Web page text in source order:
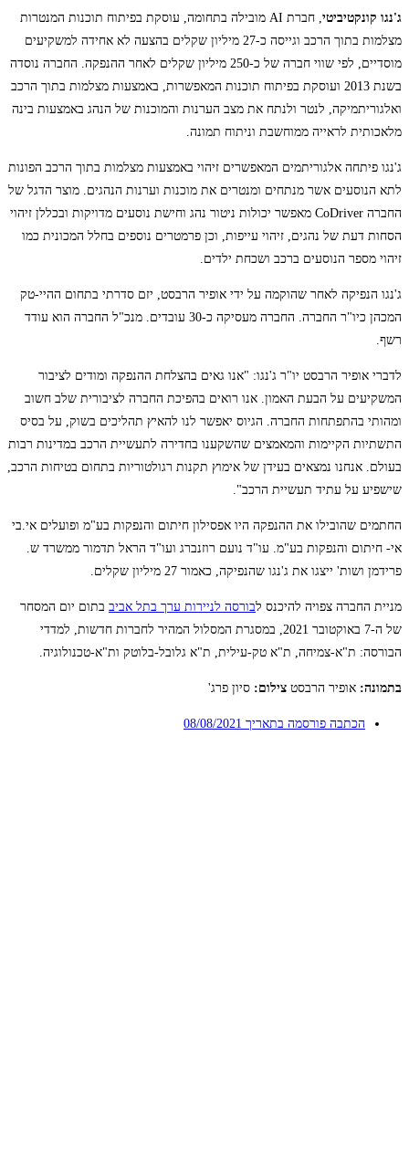
ג'נגו קונקטיביטי
, חברת AI מובילה בתחומה, עוסקת בפיתוח תוכנות המנטרות
מצלמות בתוך הרכב וגייסה כ-27 מיליון שקלים בהצעה לא אחידה למשקיעים
מוסדיים, לפי שווי חברה של כ-250 מיליון שקלים לאחר ההנפקה. החברה נוסדה
בשנת 2013 ועוסקת בפיתוח תוכנות המאפשרות, באמצעות מצלמות בתוך הרכב
ואלגוריתמיקה, לנטר ולנתח את מצב הערנות והמוכנות של הנהג באמצעות בינה
מלאכותית לראייה ממוחשבת וניתוח תמונה.
ג'נגו פיתחה אלגוריתמים המאפשרים זיהוי באמצעות מצלמות בתוך הרכב הפונות
לתא הנוסעים אשר מנתחים ומנטרים את מוכנות וערנות הנהגים. מוצר הדגל של
החברה CoDriver מאפשר יכולות ניטור נהג וחישת נוסעים מדויקות ובכללן זיהוי
הסחות דעת של נהגים, זיהוי עייפות, וכן פרמטרים נוספים בחלל המכונית כמו
זיהוי מספר הנוסעים ברכב ושכחת ילדים.
ג'נגו הנפיקה לאחר שהוקמה על ידי אופיר הרבסט, יזם סדרתי בתחום ההיי-טק
המכהן כיו"ר החברה. החברה מעסיקה כ-30 עובדים. מנכ"ל החברה הוא עודד
רשף.
לדברי אופיר הרבסט יו"ר ג'נגו: "אנו גאים בהצלחת ההנפקה ומודים לציבור
המשקיעים על הבעת האמון. אנו רואים בהפיכת החברה לציבורית שלב חשוב
ומהותי בהתפתחות החברה. הגיוס יאפשר לנו להאיץ תהליכים בשוק, על בסיס
התשתיות הקיימות והמאמצים שהשקענו בחדירה לתעשיית הרכב במדינות רבות
בעולם. אנחנו נמצאים בעידן של אימוץ תקנות רגולטוריות בתחום בטיחות הרכב,
שישפיע על עתיד תעשיית הרכב".
החתמים שהובילו את ההנפקה היו אפסילון חיתום והנפקות בע"מ ופועלים אי.בי
אי- חיתום והנפקות בע"מ. עו"ד נועם רוזנברג ועו"ד הראל תדמור ממשרד ש.
פרידמן ושות' ייצגו את ג'נגו שהנפיקה, כאמור 27 מיליון שקלים.
מניית החברה צפויה להיכנס לבורסה לניירות ערך בתל אביב בתום יום המסחר
של ה-7 באוקטובר 2021, במסגרת המסלול המהיר לחברות חדשות, למדדי
הבורסה: ת"א-צמיחה, ת"א טק-עילית, ת"א גלובל-בלוטק ות"א-טכנולוגיה.
בתמונה: אופיר הרבסט צילום: סיון פרג'
הכתבה פורסמה בתאריך 08/08/2021